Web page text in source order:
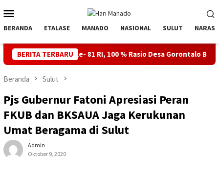
ke
kontenMobile
BERANDA ETALASE MANADO NASIONAL SULUT NARASI
BERITA TERBARU
ke- 81 RI, 100 % Rasio Desa Gorontalo Berlistrik, Setelah
Beranda Sulut
Pjs Gubernur Fatoni Apresiasi Peran
FKUB dan BKSAUA Jaga Kerukunan
Umat Beragama di Sulut
Admin
Oktober 9, 2020